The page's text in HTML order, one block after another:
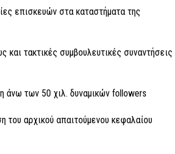
επισκευών στα καταστήματα της
και τακτικές συμβουλευτικές συναντήσεις
άνω των 50 χιλ. δυναμικών followers
του αρχικού απαιτούμενου κεφαλαίου